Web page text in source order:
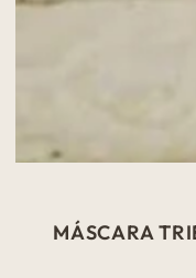
MÁSCARA